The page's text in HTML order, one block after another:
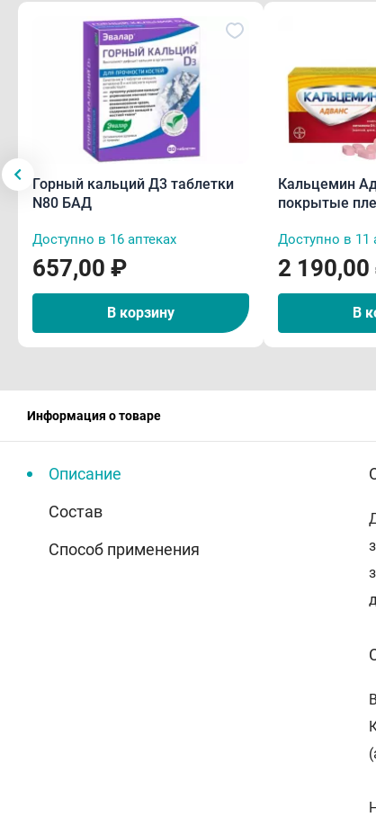
Горный кальций Д3 таблетки
N80 БАД
Доступно в 16 аптеках
657,00 ₽
В корзину
Кальцемин
покрытые
Доступно в 11
2
В
Информация о товаре
Описание
Состав
Способ применения